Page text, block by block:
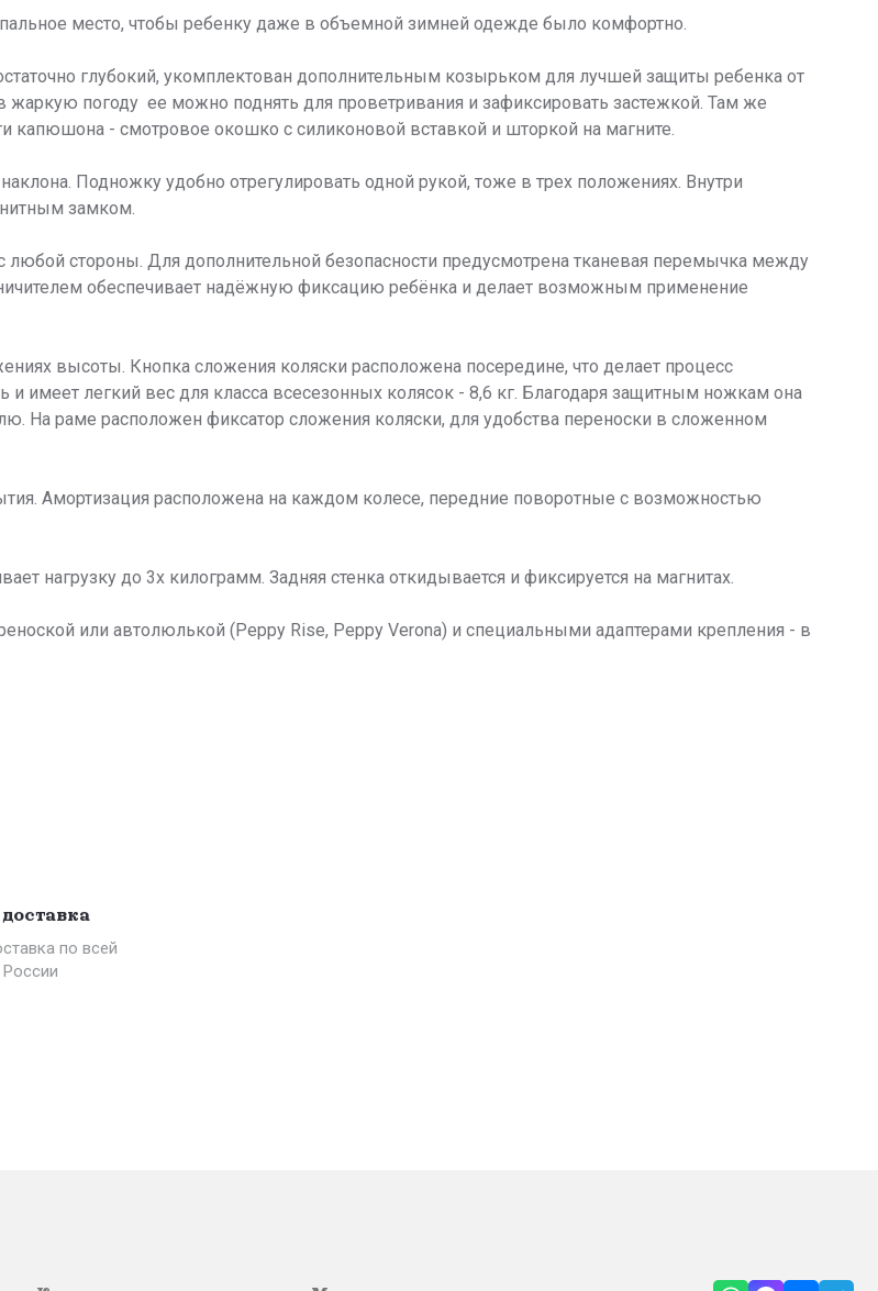
место, чтобы ребенку даже в объемной зимней одежде было комфортно.
глубокий, укомплектован дополнительным козырьком для лучшей защиты ребенка от
жаркую погоду ее можно поднять для проветривания и зафиксировать застежкой. Там же
капюшона - смотровое окошко с силиконовой вставкой и шторкой на магните.
Подножку удобно отрегулировать одной рукой, тоже в трех положениях. Внутри
замком.
стороны. Для дополнительной безопасности предусмотрена тканевая перемычка между
обеспечивает надёжную фиксацию ребёнка и делает возможным применение
высоты. Кнопка сложения коляски расположена посередине, что делает процесс
имеет легкий вес для класса всесезонных колясок - 8,6 кг. Благодаря защитным ножкам она
На раме расположен фиксатор сложения коляски, для удобства переноски в сложенном
Амортизация расположена на каждом колесе, передние поворотные с возможностью
нагрузку до 3х килограмм. Задняя стенка откидывается и фиксируется на магнитах.
или автолюлькой (Peppy Rise, Peppy Verona) и специальными адаптерами крепления - в
по всей
России